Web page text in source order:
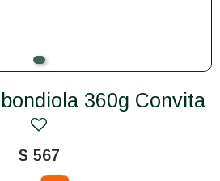
bondiola 360g Convita
$ 567